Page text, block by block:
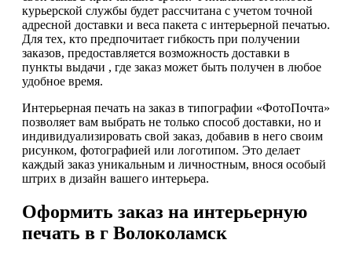
курьерской службы будет рассчитана с учетом точной
адресной доставки и веса пакета с интерьерной печатью.
Для тех, кто предпочитает гибкость при получении
заказов, предоставляется возможность доставки в
пункты выдачи , где заказ может быть получен в любое
удобное время.
Интерьерная печать на заказ в типографии «ФотоПочта»
позволяет вам выбрать не только способ доставки, но и
индивидуализировать свой заказ, добавив в него своим
рисунком, фотографией или логотипом. Это делает
каждый заказ уникальным и личностным, внося особый
штрих в дизайн вашего интерьера.
Оформить заказ на интерьерную
печать в г Волоколамск